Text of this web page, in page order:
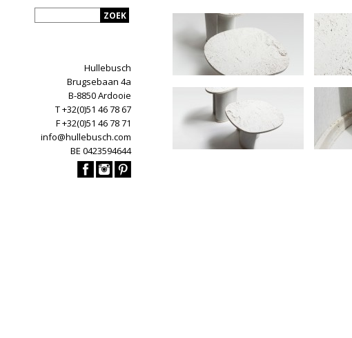
Hullebusch
Brugsebaan 4a
B-8850 Ardooie
T +32(0)51 46 78 67
F +32(0)51 46 78 71
info@hullebusch.com
BE 0423594644